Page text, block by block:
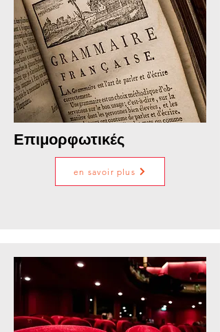
Επιμορφωτικές
en savoir plus